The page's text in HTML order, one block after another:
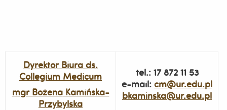
Dyrektor Biura ds.
Collegium Medicum
mgr BożenaKamińska-
Przybylska
tel.: 17 872 11 53
e-mail: cm@ur.edu.pl
bkaminska@ur.edu.pl